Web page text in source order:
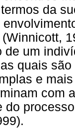
da
de um
quais
e
com
do